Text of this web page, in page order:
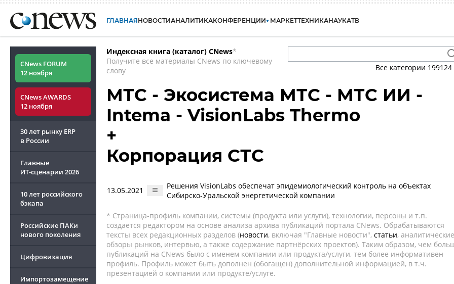
ГЛАВНАЯНОВОСТИАНАЛИТИКАКОНФЕРЕНЦИИ МАРКЕТТЕХНИКАНАУКАТВ
CNews FORUM
12 ноября
CNews AWARDS
12 ноября
30 лет рынку ERP
в России
Главные
ИТ-сценарии 2026
10 лет российского
бэкапа
Российские ПАКи
нового поколения
Цифровизация
Импортозамещение
Индексная книга (каталог) CNews*
Получите все материалы CNews по ключевому
слову
Все категории 199124
МТС - Экосистема МТС - МТС ИИ -
Intema - VisionLabs Thermo
+
Корпорация СТС
13.05.2021
Решения VisionLabs обеспечат эпидемиологический контроль на объектах
Сибирско-Уральской энергетической компании
* Страница-профиль компании, системы (продукта или услуги), технологии, персоны и т.п.
создается редактором на основе анализа архива публикаций портала CNews. Обрабатываются
тексты всех редакционных разделов (новости, включая "Главные новости", статьи, аналитические
обзоры рынков, интервью, а также содержание партнёрских проектов). Таким образом, чем
публикаций на CNews было с именем компании или продукта/услуги, тем более информативен
профиль. Профиль может быть дополнен (обогащен) дополнительной информацией, в т.ч.
презентацией о компании или продукте/услуге.